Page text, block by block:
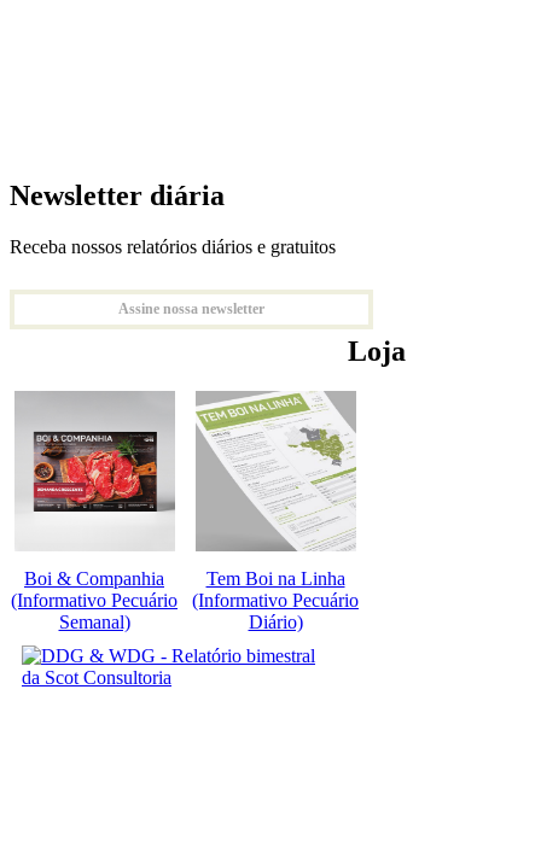
Newsletter diária
Receba nossos relatórios diários e gratuitos
Assine nossa newsletter
Loja
Boi & Companhia
(Informativo Pecuário
Semanal)
Tem Boi na Linha
(Informativo Pecuário
Diário)